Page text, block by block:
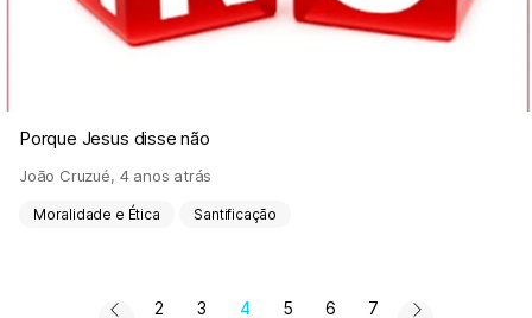
Porque Jesus disse não
João Cruzué, 4 anos atrás
Moralidade e Ética Santificação
2 3 4 5 6 7